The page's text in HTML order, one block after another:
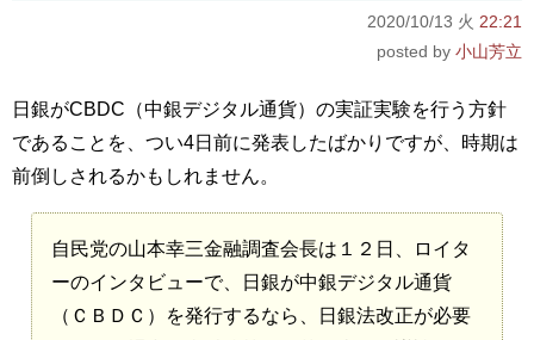
2020/10/13 火 22:21
小山芳立
日銀がCBDC（中銀デジタル通貨）の実証実験を行う方針
であることを、つい4日前に発表したばかりですが、時期は
前倒しされるかもしれません。
自民党の山本幸三金融調査会長は１２日、ロイタ
ーのインタビューで、日銀が中銀デジタル通貨
（ＣＢＤＣ）を発行するなら、日銀法改正が必要